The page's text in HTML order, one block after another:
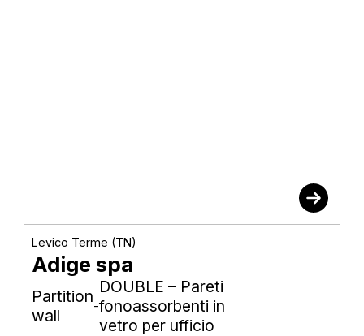
Levico Terme (TN)
Adige spa
Partition
wall
-
DOUBLE – Pareti
fonoassorbenti in
vetro per ufficio